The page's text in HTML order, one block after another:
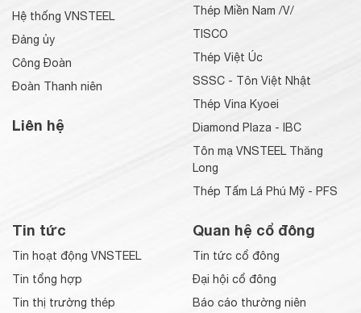
Hệ thống VNSTEEL
Đảng ủy
Công Đoàn
Đoàn Thanh niên
Liên hệ
Thép Miền Nam /V/
TISCO
Thép Việt Úc
SSSC - Tôn Việt Nhật
Thép Vina Kyoei
Diamond Plaza - IBC
Tôn mạ VNSTEEL Thăng
Long
Thép Tấm Lá Phú Mỹ - PFS
Tin tức
Tin hoạt động VNSTEEL
Tin tổng hợp
Tin thị trường thép
Quan hệ cổ đông
Tin tức cổ đông
Đại hội cổ đông
Báo cáo thường niên